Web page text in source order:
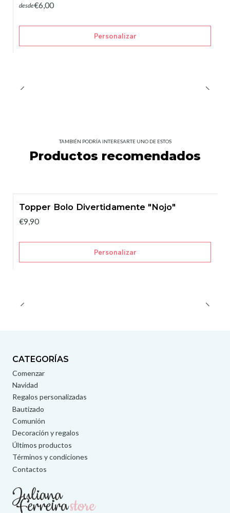
desde€6,00
Personalizar
TAMBIÉN PODRÍA INTERESARTE UNO DE ESTOS
Productos recomendados
Topper Bolo Divertidamente "Nojo"
€9,90
Personalizar
CATEGORÍAS
Comenzar
Navidad
Regalos personalizadas
Bautizado
Comunión
Decoración y regalos
Últimos productos
Términos y condiciones
Contactos